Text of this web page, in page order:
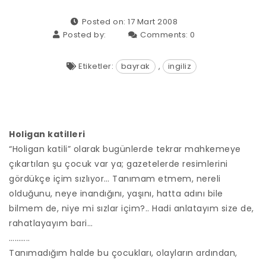
Posted on: 17 Mart 2008
Posted by:
Comments:0
Etiketler: bayrak , ingiliz
Holigan katilleri
“Holigan katili” olarak bugünlerde tekrar mahkemeye
çıkartılan şu çocuk var ya; gazetelerde resimlerini
gördükçe içim sızlıyor… Tanımam etmem, nereli
olduğunu, neye inandığını, yaşını, hatta adını bile
bilmem de, niye mi sızlar içim?.. Hadi anlatayım size de,
rahatlayayım bari…
………..
Tanımadığım halde bu çocukları, olayların ardından,